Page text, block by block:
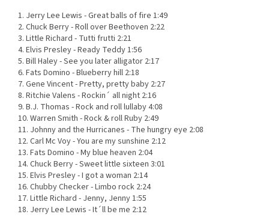
1. Jerry Lee Lewis - Great balls of fire 1:49
2. Chuck Berry - Roll over Beethoven 2:22
3. Little Richard - Tutti frutti 2:21
4. Elvis Presley - Ready Teddy 1:56
5. Bill Haley - See you later alligator 2:17
6. Fats Domino - Blueberry hill 2:18
7. Gene Vincent - Pretty, pretty baby 2:27
8. Ritchie Valens - Rockin´ all night 2:16
9. B.J. Thomas - Rock and roll lullaby 4:08
10. Warren Smith - Rock & roll Ruby 2:49
11. Johnny and the Hurricanes - The hungry eye 2:08
12. Carl Mc Voy - You are my sunshine 2:12
13. Fats Domino - My blue heaven 2:04
14. Chuck Berry - Sweet little sixteen 3:01
15. Elvis Presley - I got a woman 2:14
16. Chubby Checker - Limbo rock 2:24
17. Little Richard - Jenny, Jenny 1:55
18. Jerry Lee Lewis - It´ll be me 2:12